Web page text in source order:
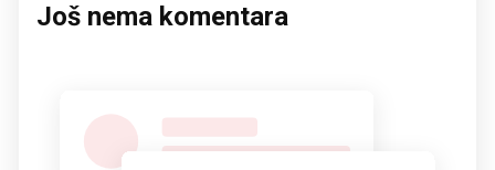
Još nema komentara